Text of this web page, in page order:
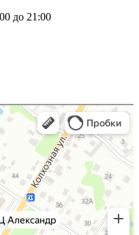
до 21:00